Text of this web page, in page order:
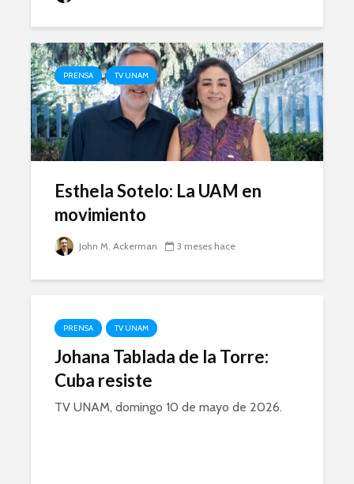
PRENSA TV UNAM
Esthela Sotelo: La UAM en
movimiento
John M. Ackerman 3 meses hace
PRENSA TV UNAM
Johana Tablada de la Torre:
Cuba resiste
TV UNAM, domingo 10 de mayo de 2026.